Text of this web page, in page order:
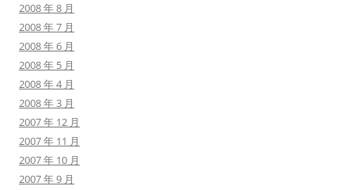
2008 年 8 月
2008 年 7 月
2008 年 6 月
2008 年 5 月
2008 年 4 月
2008 年 3 月
2007 年 12 月
2007 年 11 月
2007 年 10 月
2007 年 9 月